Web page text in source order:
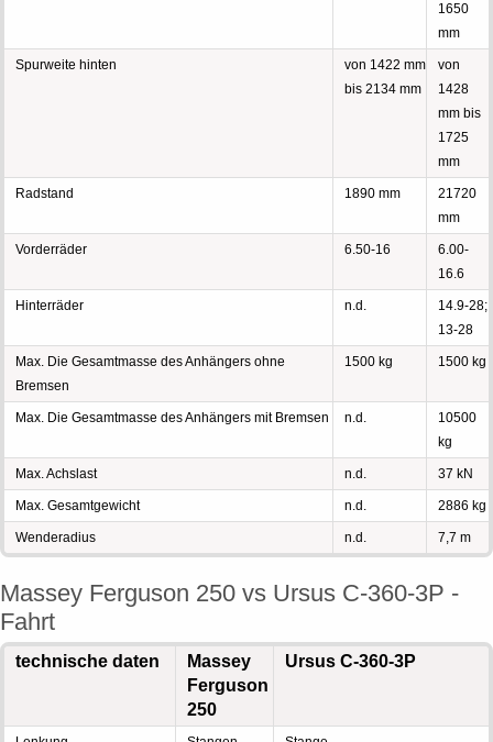
1650
mm
Spurweite hinten
von 1422 mm
bis 2134 mm
von
1428
mm bis
1725
mm
Radstand 1890 mm
21720
mm
Vorderräder 6.50-16
6.00-
16.6
Hinterräder n.d.
14.9-28;
13-28
Max. Die Gesamtmasse des Anhängers ohne
Bremsen
1500 kg 1500 kg
Max. Die Gesamtmasse des Anhängers mit Bremsen n.d.
10500
kg
Max. Achslast n.d. 37 kN
Max. Gesamtgewicht n.d. 2886 kg
Wenderadius n.d. 7,7 m
Massey Ferguson 250 vs Ursus C-360-3P -
Fahrt
technische daten
Massey
Ferguson
250
Ursus C-360-3P